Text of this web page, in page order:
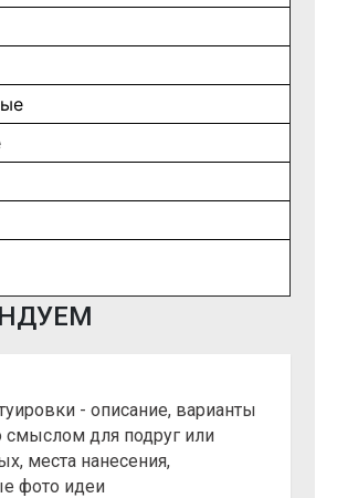
- описание, варианты
смыслом для подруг или
места нанесения,
фото идеи